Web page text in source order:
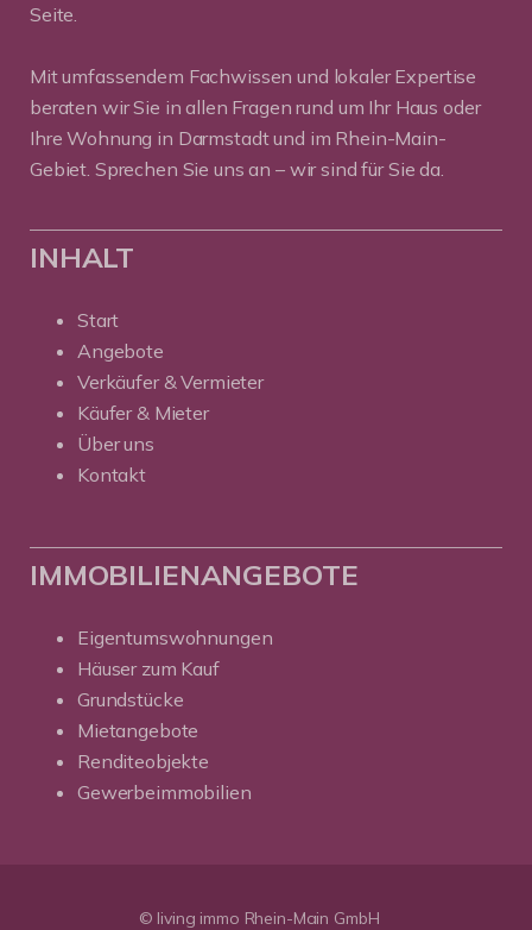
Seite.
Mit umfassendem Fachwissen und lokaler Expertise
beraten wir Sie in allen Fragen rund um Ihr Haus oder
Ihre Wohnung in Darmstadt und im Rhein-Main-
Gebiet. Sprechen Sie uns an – wir sind für Sie da.
INHALT
Start
Angebote
Verkäufer & Vermieter
Käufer & Mieter
Über uns
Kontakt
IMMOBILIENANGEBOTE
Eigentumswohnungen
Häuser zum Kauf
Grundstücke
Mietangebote
Renditeobjekte
Gewerbeimmobilien
© living immo Rhein-Main GmbH